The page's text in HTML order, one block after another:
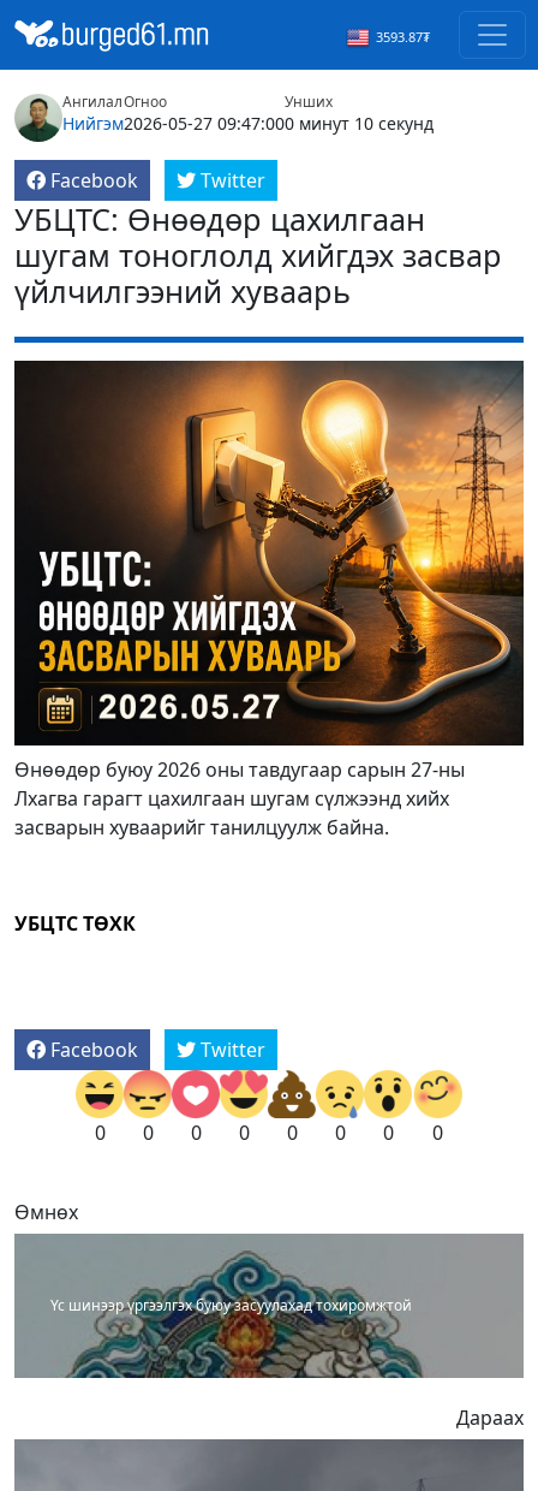
3593.87₮
Ангилал
Нийгэм
Огноо
2026-05-27 09:47:00
Унших
0 минут 10 секунд
Facebook Twitter
УБЦТС: Өнөөдөр цахилгаан
шугам тоноглолд хийгдэх засвар
үйлчилгээний хуваарь
Өнөөдөр буюу 2026 оны тавдугаар сарын 27-ны
Лхагва гарагт цахилгаан шугам сүлжээнд хийх
засварын хуваарийг танилцуулж байна.
УБЦТС ТӨХК
Facebook Twitter
0 0 0 0 0 0 0 0
Өмнөх
Үс шинээр үргээлгэх буюу засуулахад тохиромжтой
Дараах